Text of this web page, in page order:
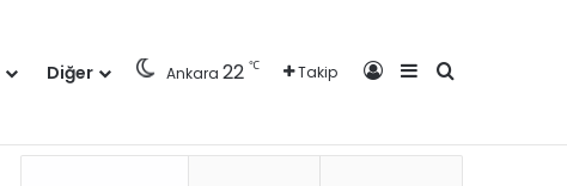
Diğer Ankara 22 ℃ Takip Kayıt OlKenar Bölmesi
Arama yap